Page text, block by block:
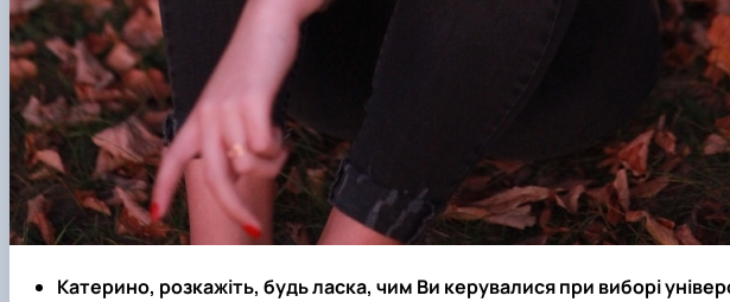
Катерино, розкажіть, будь ласка, чим Ви керувалися при виборі